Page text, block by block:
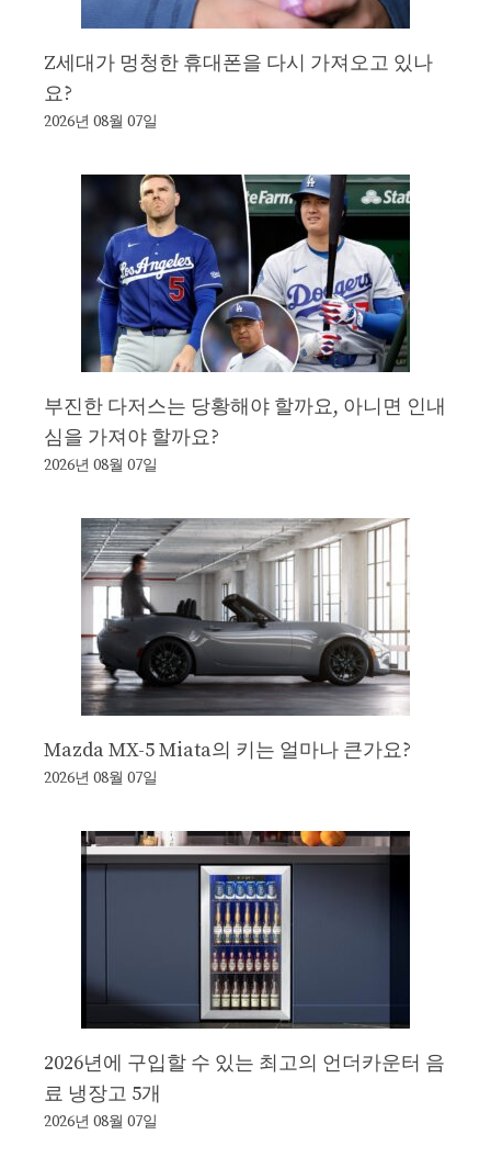
Z세대가 멍청한 휴대폰을 다시 가져오고 있나
요?
2026년 08월 07일
부진한 다저스는 당황해야 할까요, 아니면 인내
심을 가져야 할까요?
2026년 08월 07일
Mazda MX-5 Miata의 키는 얼마나 큰가요?
2026년 08월 07일
2026년에 구입할 수 있는 최고의 언더카운터 음
료 냉장고 5개
2026년 08월 07일